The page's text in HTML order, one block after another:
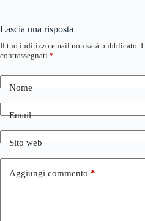
Lascia una risposta
Il tuo indirizzo email non sarà pubblicato. I
contrassegnati *
Nome
Email
Sito web
Aggiungi commento *